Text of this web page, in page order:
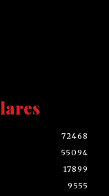
72468
55094
17899
9555